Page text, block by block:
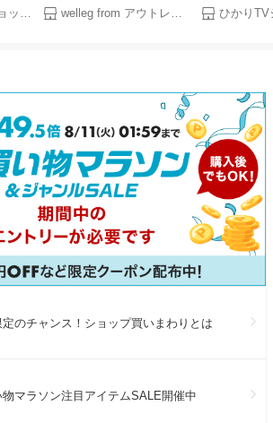
ヤ
オ
ラー
クロックス公式ショップ楽天市場店
歩きやすい レディース 厚底
ミドルヒール ハンズフリー 手
welleg from アウトレットシューズ
替え 超特大 8
P&G ケース
のチャンス！ショップ買いまわりとは
物マラソン注目アイテムSALE開催中